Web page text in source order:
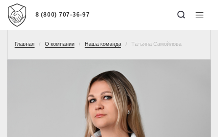
8 (800) 707-36-97
Главная О компании Наша команда Татьяна Самойлова